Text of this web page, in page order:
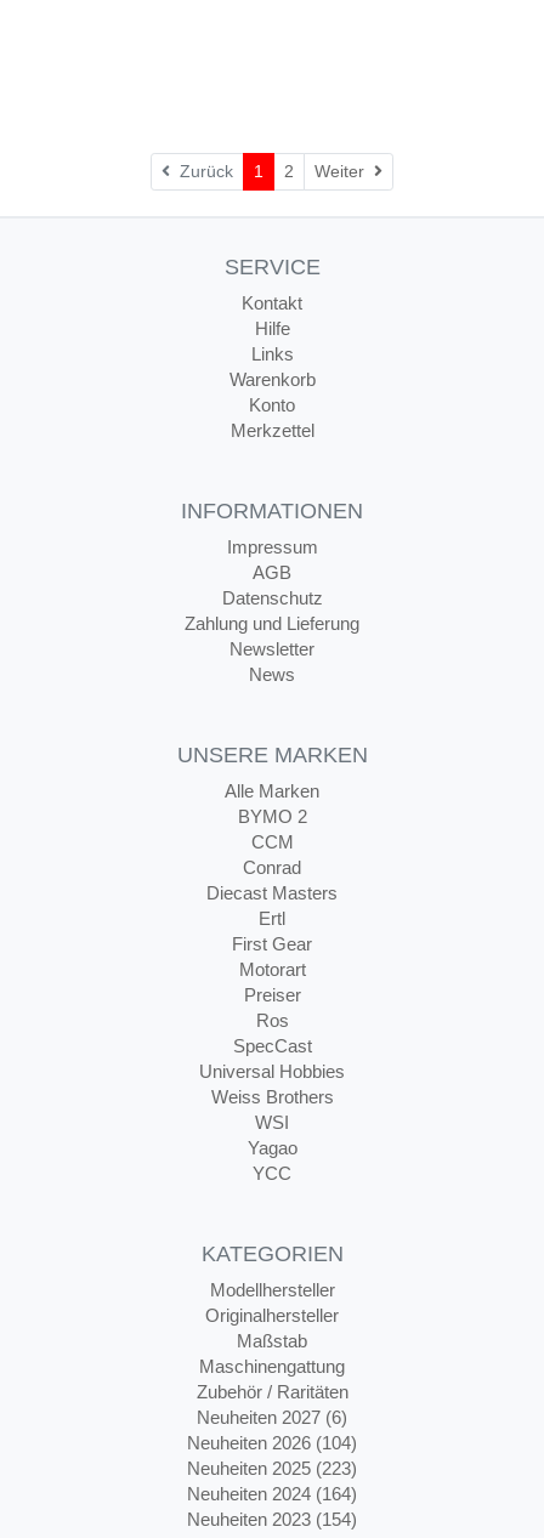
Zurück 1 2 Weiter Weiter
SERVICE
Kontakt
Hilfe
Links
Warenkorb
Konto
Merkzettel
INFORMATIONEN
Impressum
AGB
Datenschutz
Zahlung und Lieferung
Newsletter
News
UNSERE MARKEN
Alle Marken
BYMO 2
CCM
Conrad
Diecast Masters
Ertl
First Gear
Motorart
Preiser
Ros
SpecCast
Universal Hobbies
Weiss Brothers
WSI
Yagao
YCC
KATEGORIEN
Modellhersteller
Originalhersteller
Maßstab
Maschinengattung
Zubehör / Raritäten
Neuheiten 2027 (6)
Neuheiten 2026 (104)
Neuheiten 2025 (223)
Neuheiten 2024 (164)
Neuheiten 2023 (154)